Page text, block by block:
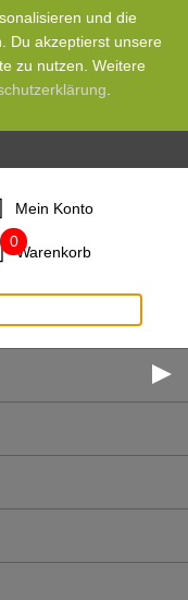
und die
Du akzeptierst unsere
zu nutzen. Weitere
Mein Konto
0
Warenkorb